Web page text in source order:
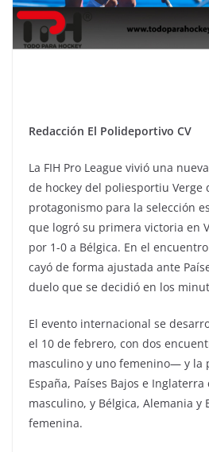
Redacción El Polideportivo CV
La FIH Pro League vivió una
de hockey del poliesportiu Verge
protagonismo para la selección
que logró su primera victoria en
por 1-0 a Bélgica. En el
cayó de forma ajustada ante
duelo que se decidió en los
El evento internacional se
el 10 de febrero, con dos
masculino y uno femenino— y la
España, Países Bajos e
masculino, y Bélgica, Alemania y
femenina.